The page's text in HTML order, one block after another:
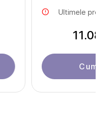
Ultimele